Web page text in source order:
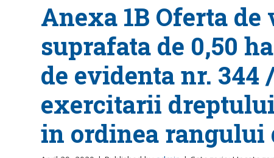
Anexa 1B Oferta
suprafata de 0,50
de evidenta nr. 344
exercitarii
in ordinea rangului